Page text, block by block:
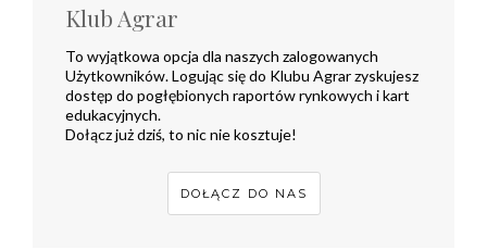
Klub Agrar
To wyjątkowa opcja dla naszych zalogowanych
Użytkowników. Logując się do Klubu Agrar zyskujesz
dostęp do pogłębionych raportów rynkowych i kart
edukacyjnych.
Dołącz już dziś, to nic nie kosztuje!
DOŁĄCZ DO NAS